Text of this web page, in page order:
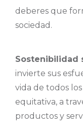
deberes que
sociedad.
Sostenibilidad
invierte sus
vida de todos
equitativa, a
productos y